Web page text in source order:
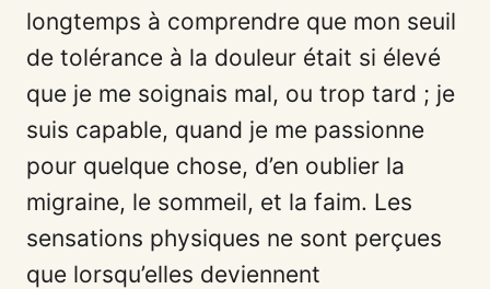
longtemps à comprendre que mon seuil
de tolérance à la douleur était si élevé
que je me soignais mal, ou trop tard ; je
suis capable, quand je me passionne
pour quelque chose, d’en oublier la
migraine, le sommeil, et la faim. Les
sensations physiques ne sont perçues
que lorsqu’elles deviennent